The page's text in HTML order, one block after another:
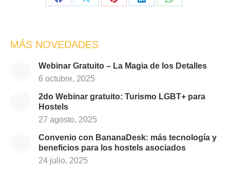
Share
Share
Share
Share
Share
MÁS NOVEDADES
Webinar Gratuito – La Magia de los Detalles
6 octubre, 2025
2do Webinar gratuito: Turismo LGBT+ para
Hostels
27 agosto, 2025
Convenio con BananaDesk: más tecnología y
beneficios para los hostels asociados
24 julio, 2025